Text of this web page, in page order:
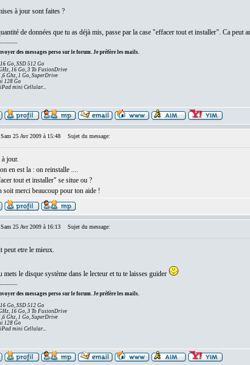
à jour sont faites ?
de données que tu as déjà mis, passe par la case "effacer tout et installer". Ca peut
des messages perso sur le forum. Je préfère les mails.
Go, SSD 512 Go
16 Go, 3 To FusionDrive
Ghz, 1 Go, SuperDrive
128 Go
mini Cellular...
25 Avr 2009 à 15:48 Sujet du message:
jour.
en est la : on reinstalle ....
tout et installer" se situe ou ?
soit merci beaucoup pour ton aide !
25 Avr 2009 à 16:13 Sujet du message:
peut etre le mieux.
mets le disque système dans le lecteur et tu te laisses guider
des messages perso sur le forum. Je préfère les mails.
Go, SSD 512 Go
16 Go, 3 To FusionDrive
Ghz, 1 Go, SuperDrive
128 Go
mini Cellular...